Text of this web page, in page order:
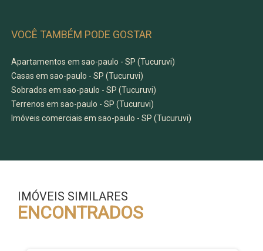
VOCÊ TAMBÉM PODE GOSTAR
Apartamentos em sao-paulo - SP (Tucuruvi)
Casas em sao-paulo - SP (Tucuruvi)
Sobrados em sao-paulo - SP (Tucuruvi)
Terrenos em sao-paulo - SP (Tucuruvi)
Imóveis comerciais em sao-paulo - SP (Tucuruvi)
IMÓVEIS SIMILARES
ENCONTRADOS